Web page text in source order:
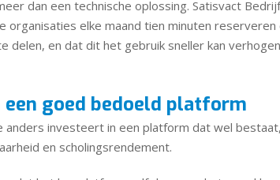
dan een technische oplossing. Satisvact
organisaties elke maand tien minuten
delen, en dat dit het gebruik sneller kan
goed bedoeld platform
anders investeert in een platform dat wel
en scholingsrendement.